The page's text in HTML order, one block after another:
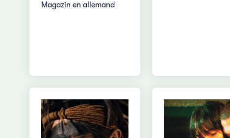
Magazin en allemand